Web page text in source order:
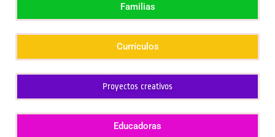
Familias
Currículos
Proyectos creativos
Educadoras